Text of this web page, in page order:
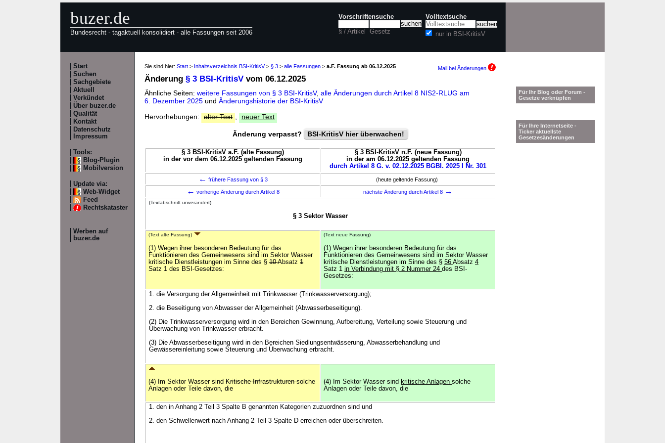
buzer.de
Bundesrecht - tagaktuell konsolidiert - alle Fassungen seit 2006
Vorschriftensuche
§ / Artikel Gesetz
Volltextsuche
nur in BSI-KritisV
Start
Suchen
Sachgebiete
Aktuell
Verkündet
Über buzer.de
Qualität
Kontakt
Datenschutz
Impressum
Tools:
Blog-Plugin
Mobilversion
Update via:
Web-Widget
Feed
Rechtskataster
Werben auf
buzer.de
Sie sind hier: Start > Inhaltsverzeichnis BSI-KritisV> § 3 > alle Fassungen > a.F. Fassung ab 06.12.2025 Mail bei Änderungen
Änderung § 3 BSI-KritisV vom 06.12.2025
Ähnliche Seiten: weitere Fassungen von § 3 BSI-KritisV, alle Änderungen durch Artikel 8 NIS2-RLUG am
6. Dezember 2025 und Änderungshistorie der BSI-KritisV
Hervorhebungen:
alter Text neuer Text
Änderung verpasst? BSI-KritisV hier überwachen!
§ 3 BSI-KritisV a.F. (alte Fassung)
in der vor dem 06.12.2025 geltenden Fassung
§ 3 BSI-KritisV n.F. (neue Fassung)
in der am 06.12.2025 geltenden Fassung
durch Artikel 8 G. v. 02.12.2025 BGBl. 2025 I Nr. 301
← frühere Fassung von § 3 (heute geltende Fassung)
← vorherige Änderung durch Artikel 8 nächste Änderung durch Artikel 8 →
(Textabschnitt unverändert)
§ 3 Sektor Wasser
(Text alte Fassung)
(1) Wegen ihrer besonderen Bedeutung für das
Funktionieren des Gemeinwesens sind im Sektor Wasser
kritische Dienstleistungen im Sinne des § 10Absatz 1
Satz 1 des BSI-Gesetzes:
(Text neue Fassung)
(1) Wegen ihrer besonderen Bedeutung für das
Funktionieren des Gemeinwesens sind im Sektor Wasser
kritische Dienstleistungen im Sinne des § 56 Absatz 4
Satz 1 in Verbindung mit § 2 Nummer 24 des BSI-
Gesetzes:
1. die Versorgung der Allgemeinheit mit Trinkwasser (Trinkwasserversorgung);
2. die Beseitigung von Abwasser der Allgemeinheit (Abwasserbeseitigung).
(2) Die Trinkwasserversorgung wird in den Bereichen Gewinnung, Aufbereitung, Verteilung sowie Steuerung und
Überwachung von Trinkwasser erbracht.
(3) Die Abwasserbeseitigung wird in den Bereichen Siedlungsentwässerung, Abwasserbehandlung und
Gewässereinleitung sowie Steuerung und Überwachung erbracht.
(4) Im Sektor Wasser sind Kritische Infrastrukturensolche
Anlagen oder Teile davon, die
(4) Im Sektor Wasser sind kritische Anlagen solche
Anlagen oder Teile davon, die
1. den in Anhang 2 Teil 3 Spalte B genannten Kategorien zuzuordnen sind und
2. den Schwellenwert nach Anhang 2 Teil 3 Spalte D erreichen oder überschreiten.
Für Ihr Blog oder Forum -
Gesetze verknüpfen
Für Ihre Internetseite -
Ticker aktuellste
Gesetzesänderungen